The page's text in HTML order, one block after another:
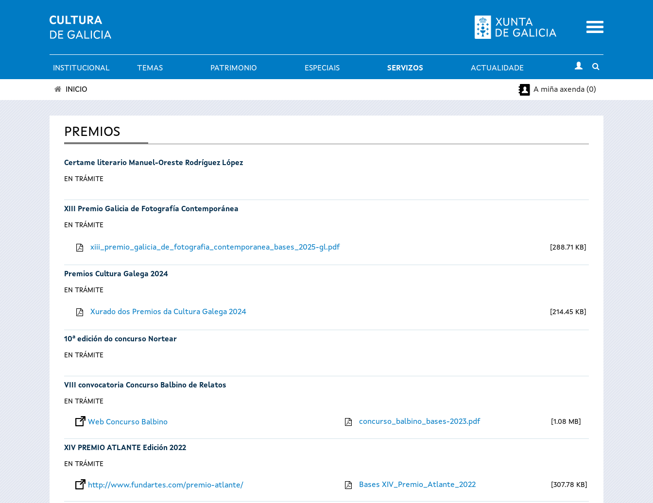
Menu
Menú
principal
INSTITUCIONAL TEMAS PATRIMONIO ESPECIAIS SERVIZOS ACTUALIDADE
search
está
INICIO A miña axenda (0)
PREMIOS
Certame literario Manuel-Oreste Rodríguez López
EN TRÁMITE
XIII Premio Galicia de Fotografía Contemporánea
EN TRÁMITE
xiii_premio_galicia_de_fotografia_contemporanea_bases_2025-gl.pdf 288.71 KB
Premios Cultura Galega 2024
EN TRÁMITE
Xurado dos Premios da Cultura Galega 2024 214.45 KB
10ª edición do concurso Nortear
EN TRÁMITE
VIII convocatoria Concurso Balbino de Relatos
EN TRÁMITE
Web Concurso Balbino concurso_balbino_bases-2023.pdf 1.08 MB
XIV PREMIO ATLANTE Edición 2022
EN TRÁMITE
http://www.fundartes.com/premio-atlante/ Bases XIV_Premio_Atlante_2022 307.78 KB